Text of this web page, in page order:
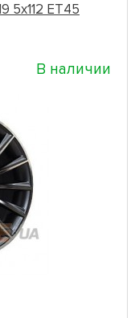
5x112 ET45
В наличии